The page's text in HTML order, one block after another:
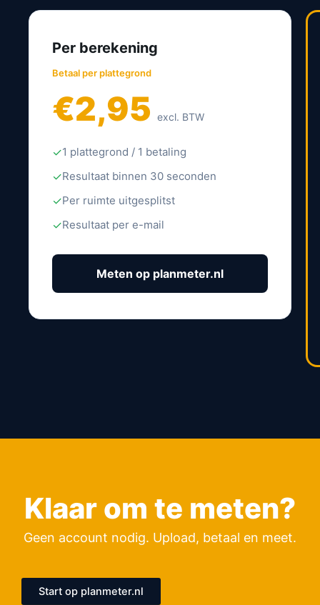
Per berekening
Betaal per plattegrond
€2,95 excl. BTW
✓1 plattegrond / 1 betaling
✓Resultaat binnen 30 seconden
✓Per ruimte uitgesplitst
✓Resultaat per e-mail
Meten op planmeter.nl
Klaar om te meten?
Geen account nodig. Upload, betaal en meet.
Start op planmeter.nl